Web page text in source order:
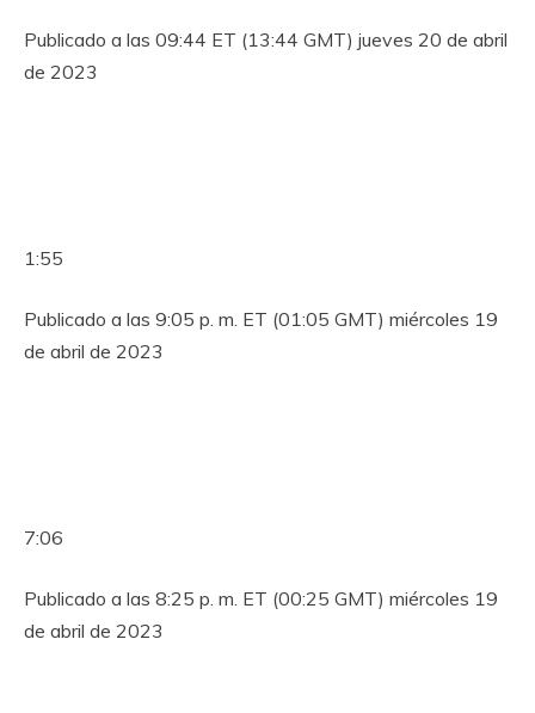
Publicado a las 09:44 ET (13:44 GMT) jueves 20 de abril
de 2023
1:55
Publicado a las 9:05 p. m. ET (01:05 GMT) miércoles 19
de abril de 2023
7:06
Publicado a las 8:25 p. m. ET (00:25 GMT) miércoles 19
de abril de 2023